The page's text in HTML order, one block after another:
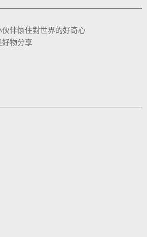
伴懷住對世界的好奇心
物分享